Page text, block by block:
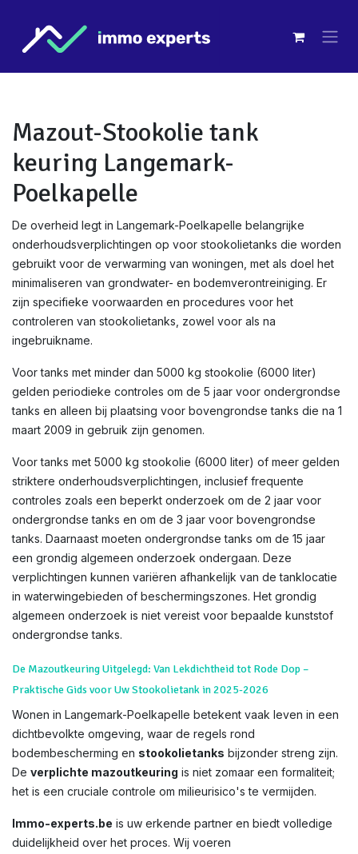
Mazout-Stookolie tank
keuring Langemark-
Poelkapelle
De overheid legt in Langemark-Poelkapelle belangrijke
onderhoudsverplichtingen op voor stookolietanks die worden
gebruikt voor de verwarming van woningen, met als doel het
minimaliseren van grondwater- en bodemverontreiniging. Er
zijn specifieke voorwaarden en procedures voor het
controleren van stookolietanks, zowel voor als na
ingebruikname.
Voor tanks met minder dan 5000 kg stookolie (6000 liter)
gelden periodieke controles om de 5 jaar voor ondergrondse
tanks en alleen bij plaatsing voor bovengrondse tanks die na 1
maart 2009 in gebruik zijn genomen.
Voor tanks met 5000 kg stookolie (6000 liter) of meer gelden
striktere onderhoudsverplichtingen, inclusief frequente
controles zoals een beperkt onderzoek om de 2 jaar voor
ondergrondse tanks en om de 3 jaar voor bovengrondse
tanks. Daarnaast moeten ondergrondse tanks om de 15 jaar
een grondig algemeen onderzoek ondergaan. Deze
verplichtingen kunnen variëren afhankelijk van de tanklocatie
in waterwingebieden of beschermingszones. Het grondig
algemeen onderzoek is niet vereist voor bepaalde kunststof
ondergrondse tanks.
De Mazoutkeuring Uitgelegd: Van Lekdichtheid tot Rode Dop –
Praktische Gids voor Uw Stookolietank in 2025-2026
Wonen in Langemark-Poelkapelle betekent vaak leven in een
dichtbevolkte omgeving, waar de regels rond
bodembescherming en stookolietanks bijzonder streng zijn.
De verplichte mazoutkeuring is niet zomaar een formaliteit;
het is een cruciale controle om milieurisico's te vermijden.
Immo-experts.be is uw erkende partner en biedt volledige
duidelijkheid over het proces. Wij voeren